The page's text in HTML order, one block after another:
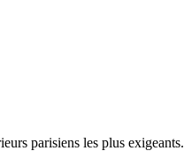
parisiens les plus exigeants.